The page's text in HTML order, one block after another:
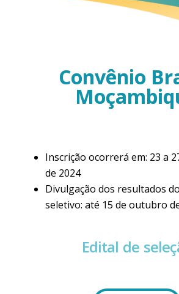
Convênio
Inscrição ocorrerá em: 23 a
de 2024
Divulgação dos resultados
seletivo: até 15 de outubro
Edital de